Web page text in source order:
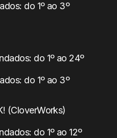
do 1º ao 3º
do 1º ao 24º
do 1º ao 3º
(CloverWorks)
do 1º ao 12º